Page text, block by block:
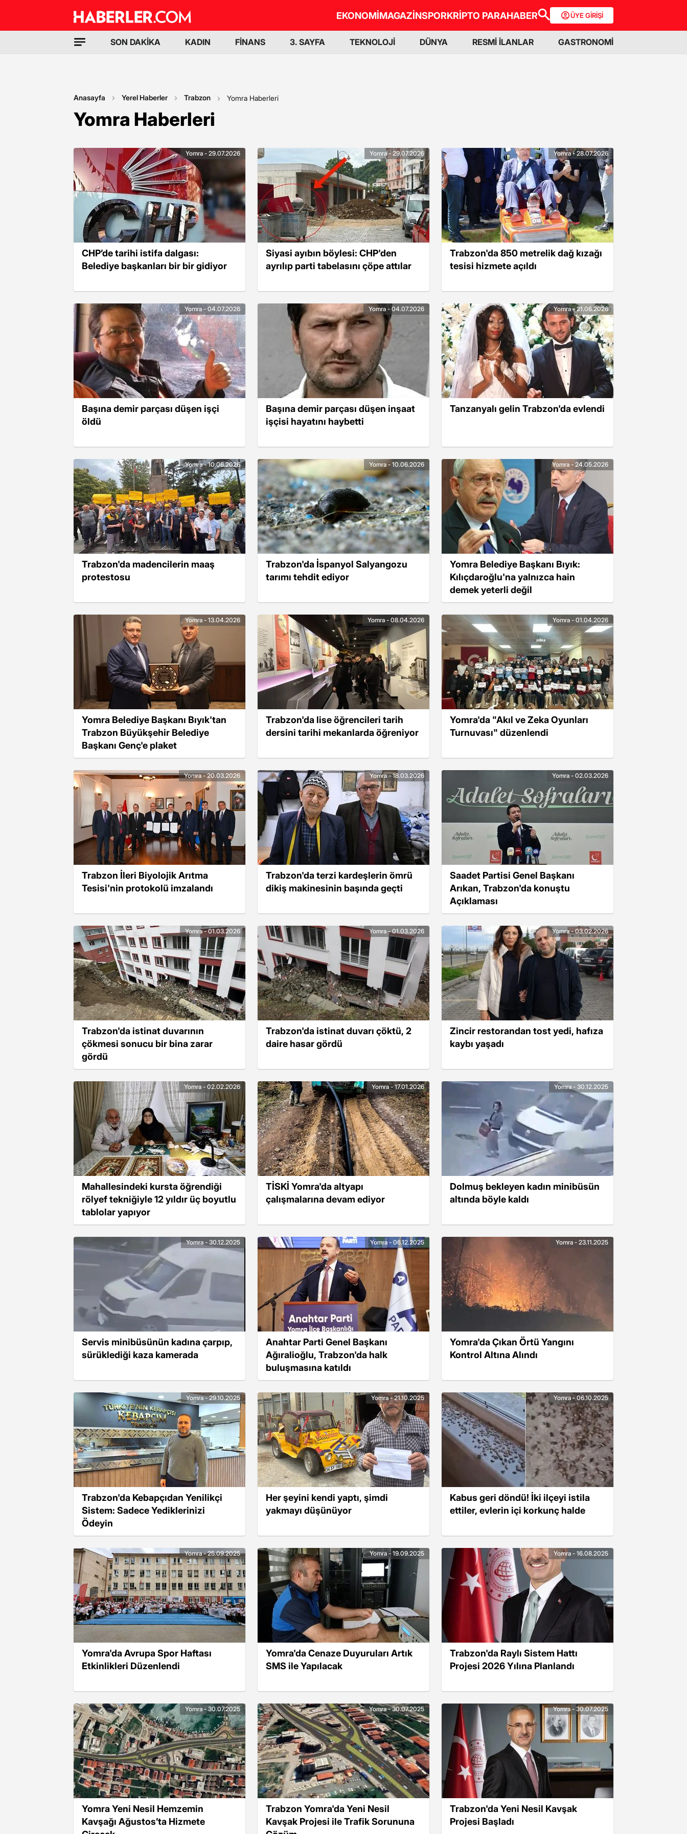
EKONOMİMAGAZİNSPORKRİPTO PARAHABER ÜYE GİRİŞİ
SON DAKİKA KADIN FİNANS 3. SAYFA TEKNOLOJİ DÜNYA RESMİ İLANLAR GASTRONOMİ
Anasayfa Yerel Haberler Trabzon Yomra Haberleri
Yomra Haberleri
CHP’de tarihi istifa dalgası:
Belediye başkanları bir bir gidiyor
Yomra - 29.07.2026
Siyasi ayıbın böylesi: CHP'den
ayrılıp parti tabelasını çöpe attılar
Yomra - 29.07.2026
Trabzon'da 850 metrelik dağ kızağı
tesisi hizmete açıldı
Yomra - 28.07.2026
Başına demir parçası düşen işçi
öldü
Yomra - 04.07.2026
Başına demir parçası düşen inşaat
işçisi hayatını haybetti
Yomra - 04.07.2026
Tanzanyalı gelin Trabzon'da evlendi
Yomra - 21.06.2026
Trabzon'da madencilerin maaş
protestosu
Yomra - 10.06.2026
Trabzon'da İspanyol Salyangozu
tarımı tehdit ediyor
Yomra - 10.06.2026
Yomra Belediye Başkanı Bıyık:
Kılıçdaroğlu'na yalnızca hain
demek yeterli değil
Yomra - 24.05.2026
Yomra Belediye Başkanı Bıyık'tan
Trabzon Büyükşehir Belediye
Başkanı Genç'e plaket
Yomra - 13.04.2026
Trabzon'da lise öğrencileri tarih
dersini tarihi mekanlarda öğreniyor
Yomra - 08.04.2026
Yomra'da "Akıl ve Zeka Oyunları
Turnuvası" düzenlendi
Yomra - 01.04.2026
Trabzon İleri Biyolojik Arıtma
Tesisi'nin protokolü imzalandı
Yomra - 20.03.2026
Trabzon'da terzi kardeşlerin ömrü
dikiş makinesinin başında geçti
Yomra - 18.03.2026
Saadet Partisi Genel Başkanı
Arıkan, Trabzon'da konuştu
Açıklaması
Yomra - 02.03.2026
Trabzon'da istinat duvarının
çökmesi sonucu bir bina zarar
gördü
Yomra - 01.03.2026
Trabzon'da istinat duvarı çöktü, 2
daire hasar gördü
Yomra - 01.03.2026
Zincir restorandan tost yedi, hafıza
kaybı yaşadı
Yomra - 03.02.2026
Mahallesindeki kursta öğrendiği
rölyef tekniğiyle 12 yıldır üç boyutlu
tablolar yapıyor
Yomra - 02.02.2026
TİSKİ Yomra'da altyapı
çalışmalarına devam ediyor
Yomra - 17.01.2026
Dolmuş bekleyen kadın minibüsün
altında böyle kaldı
Yomra - 30.12.2025
Servis minibüsünün kadına çarpıp,
sürüklediği kaza kamerada
Yomra - 30.12.2025
Anahtar Parti Genel Başkanı
Ağıralioğlu, Trabzon'da halk
buluşmasına katıldı
Yomra - 06.12.2025
Yomra'da Çıkan Örtü Yangını
Kontrol Altına Alındı
Yomra - 23.11.2025
Trabzon'da Kebapçıdan Yenilikçi
Sistem: Sadece Yediklerinizi
Ödeyin
Yomra - 29.10.2025
Her şeyini kendi yaptı, şimdi
yakmayı düşünüyor
Yomra - 21.10.2025
Kabus geri döndü! İki ilçeyi istila
ettiler, evlerin içi korkunç halde
Yomra - 06.10.2025
Yomra'da Avrupa Spor Haftası
Etkinlikleri Düzenlendi
Yomra - 25.09.2025
Yomra'da Cenaze Duyuruları Artık
SMS ile Yapılacak
Yomra - 19.09.2025
Trabzon'da Raylı Sistem Hattı
Projesi 2026 Yılına Planlandı
Yomra - 16.08.2025
Yomra Yeni Nesil Hemzemin
Kavşağı Ağustos’ta Hizmete
Yomra - 30.07.2025
Trabzon Yomra'da Yeni Nesil
Kavşak Projesi ile Trafik Sorununa
Yomra - 30.07.2025
Trabzon'da Yeni Nesil Kavşak
Projesi Başladı
Yomra - 30.07.2025